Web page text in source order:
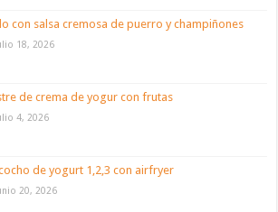
con salsa cremosa de puerro y champiñones
18, 2026
de crema de yogur con frutas
4, 2026
de yogurt 1,2,3 con airfryer
20, 2026